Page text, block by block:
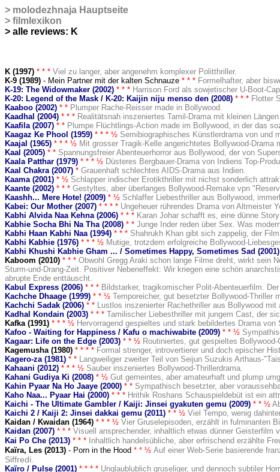
> molodezhnaja Hauptseite
> filmlexikon
> alle reviews: K
K (1997) * * * Viel zu langer, aber angenehm komplexer Politthriller.
K-9 (1989) - Mein Partner mit der kalten Schnauze * * * Formelhafter, aber
K-19: The Widowmaker (2002) * * * Harrison Ford als sowjetischer U-Boot-
K-20: Legend of the Mask / K-20: Kaijin niju menso den (2008) * * * Flotter
Kaaboo (2002) * * Plumper Rache-Reisser made in Bollywood.
Kaadhal (2004) * * * Realitätsnah inszeniertes Tamil-Drama mit kleinen
Kaafila (2007) * * Plumpe Flüchtlings-Action made im Bollywood, in der das
Kaagaz Ke Phool (1959) * * * ½ Semibiographisches Künstlerdrama von und
Kaajal (1965) * * * ½ Mit grosser Tragik-Kelle angerichtetes Bollywood-Drama
Kaal (2005) * * Spannungsfreier Abenteuerhorror aus Bollywood, der von
Kaala Patthar (1979) * * * ½ Düsteres Bergbauer-Drama von Indiens Top-
Kaal Chakra (2007) * Grauenhaft schlechtes AIDS-Drama aus Indien.
Kaama (2001) * ½ Schlapper indischer Erotikthriller mit nichst sonderlich
Kaante (2002) * * * Gestyltes, aber überlanges Bollywood-Remake vpn
Kaashh... Mere Hote! (2009) * ½ Schlaffer Liebesthriller aus Bollywood,
Kabei: Our Mother (2007) * * * * Ungeheuer rührendes Drama von Altmeister
Kabhi Alvida Naa Kehna (2006) * * * Karan Johar schafft es, eine dünne
Kabhie Socha Bhi Na Tha (2008) * * Junge Inder reden über Sex. Was
Kabhi Haan Kabhi Naa (1994) * * * Shahrukh Khan gibt sich zappelig, der
Kabhi Kabhie (1976) * * * ½ Mutige, trotzdem erfolgreiche Bollywood-
Kabhi Khushi Kabhie Gham ... / Sometimes Happy, Sometimes Sad (2001)
Kaboom (2010) * * * Obwohl Gregg Araki schon lange Filme dreht, wirkt sein
Sturm-und-Drang-Zeit. Positiver Nebeneffekt: Wir kriegen eine schön
abrupte Ende enttäuscht.
Kabul Express (2006) * * * Bildstarker, tragikomischer Polit-Abenteuerfilm.
Kachche Dhaage (1999) * * ½ Temporeicher, gut besetzter Bollywood-Thriller
Kachchi Sadak (2006) * * Lustlos inszenierter Rachethriller aus Bollywood mit
Kadhal Kondain (2003) * * * Tamilischer Liebesthriller mit jungem Cast, der
Kafka (1991) * * * ½ Hervorragend gespieltes und stark bebildertes Drama
Kafoo - Waiting for Happiness / Kafu o machiwabite (2009) * * ½
Kagaar: Life on the Edge (2003) * * ½ Routiniertes, gut gespieltes
Kagemusha (1980) * * * * Formal strenger, introvertierer und doch epischer
Kagero-za (1981) * * Langweiliger zweiter Teil von Seijun Suzukis Arthaus-
Kahaani (2012) * * * ½ Sauber inszeniertes Bollywood-Thrillerdrama.
Kahani Gudiya Ki (2008) * ½ Gut gemeintes, aber amateurhaft und plump
Kahin Pyaar Na Ho Jaaye (2000) * * Sympathisch besetzter, aber
Kaho Naa... Pyaar Hai (2000) * * * Hrithik Roshans Schauspieldebüt ist ein
Kaichi - The Ultimate Gambler / Kaiji: Jinsei gyakuten gemu (2009) * * ½
Kaichi 2 / Kaiji 2: Jinsei dakkai gemu (2011) * * ½ Viel Tempo, wenig
Kaidan / Kwaidan (1964) * * * ½ Vier Gruselepisoden, erzählt in fulminanten
Kaidan (2007) * * * Visuell ansprechender, inhaltlich etwas dünner Geisterfilm
Kai Po Che (2013) * * * Inhaltlich handelsübliche, aber erfrischend erzählte
Kaïra, Les (2013) - Porn in the Hood * * ½ Auf einer Web-Serie basierende
Siffredi.
Kaïro / Pulse (2001) * * * * Unglaublublich gruseliger, und dennoch subtiler